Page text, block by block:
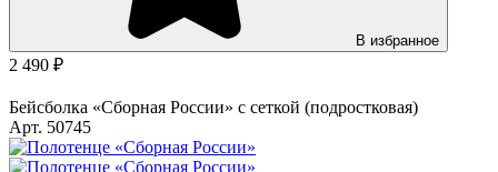
В избранное
2 490 ₽
Бейсболка «Сборная России» с сеткой (подростковая)
Арт. 50745